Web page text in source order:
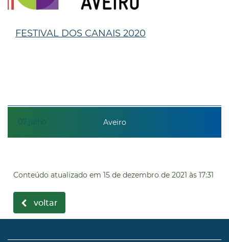
07 julho
FESTIVAL DOS CANAIS 2020
Aveiro
Conteúdo atualizado em 15 de dezembro de 2021 às 17:31
voltar